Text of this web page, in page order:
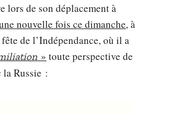
lors de son déplacement à
nouvelle fois ce dimanche, à
de l’Indépendance, où il a
» toute perspective de
la Russie :